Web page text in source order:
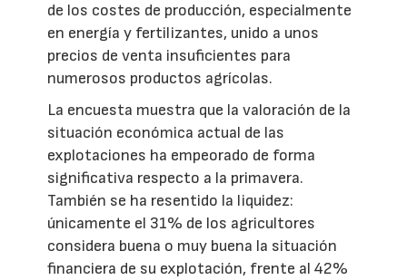
de los costes de producción, especialmente
en energía y fertilizantes, unido a unos
precios de venta insuficientes para
numerosos productos agrícolas.
La encuesta muestra que la valoración de la
situación económica actual de las
explotaciones ha empeorado de forma
significativa respecto a la primavera.
También se ha resentido la liquidez:
únicamente el 31% de los agricultores
considera buena o muy buena la situación
financiera de su explotación, frente al 42%